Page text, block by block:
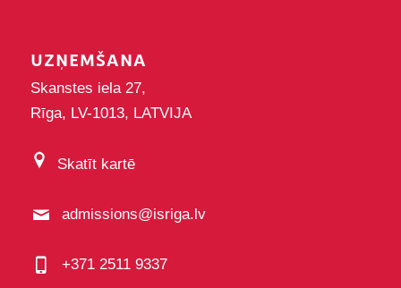
UZŅEMŠANA
Skanstes iela 27,
Rīga, LV-1013, LATVIJA
Skatīt kartē
admissions@isriga.lv
+371 2511 9337